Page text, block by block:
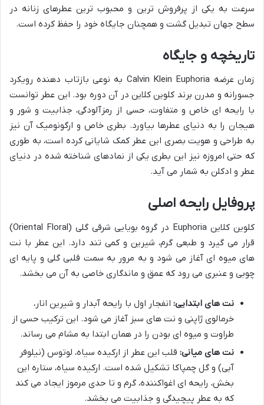
سرعت به یکی از پرفروش ترین و محبوب ترین عطرهای زنانه در
سطح جهان تبدیل گشت و همچنان جایگاه خود را حفظ کرده است.
تاریخچه و جایگاه
زمان عرضه Calvin Klein Euphoria به نوعی بازتاب دهنده رویکرد
جسورانه و مدرن برند کلوین کلاین در آن دوره بود. این عطر توانست
با رایحه ای خاص و متفاوت، حسی از رمزآلودگی، جذابیت و شور و
هیجان را به دنیای عطرها بیاورد. بطری خاص و ارگونومیک آن نیز
به طراحی و هویت بصری این عطر کمک شایانی کرده است، به طوری
که حتی امروزه نیز این بطری یکی از نمادهای شناخته شده در دنیای
عطر و ادکلن به شمار می آید.
پروفایل رایحه اصلی
کلوین کلاین Euphoria در گروه بویایی شرقی گلی (Oriental Floral)
قرار می گیرد و طبعی گرم، شیرین و کمی تند دارد. این عطر با نت
های میوه ای آغاز می شود و به مرور به سمت قلبی گلی و پایه ای
چوبی و عنبری می رود که عمق و ماندگاری خاصی به آن می بخشد.
نت های ابتدایی: انفجار اول با رایحه آبدار و شیرین انار،
خرمالوی ژاپنی و نت های سبز آغاز می شود. این ترکیب حسی از
طراوت و میوه ای بودن را در همان ابتدا به مشام می رساند.
نت های میانی: قلب این عطر از ارکیده سیاه، لوتوس (نیلوفر
آبی) و گل چمپاکا تشکیل شده است. ارکیده سیاه، ستاره این
بخش، رایحه ای اغواکننده، گرم و تا حدی مرموز ایجاد می کند
که به عطر پیچیدگی و جذابیت می بخشد.